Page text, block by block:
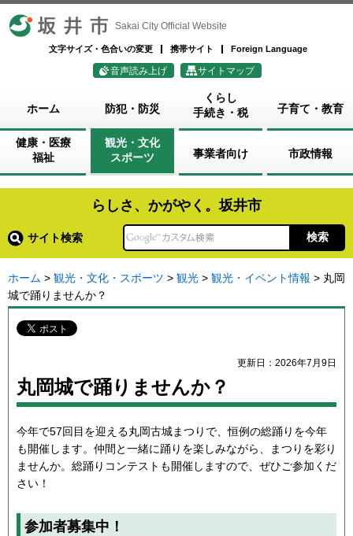
坂井市 Sakai City Official Website
文字サイズ・色合いの変更 携帯サイト Foreign Language
音声読み上げ サイトマップ
ホーム 防犯・防災
くらし
手続き・税
子育て・教育
健康・医療
福祉
観光・文化
スポーツ
事業者向け 市政情報
らしさ、かがやく。坂井市
サイト検索
ホーム > 観光・文化・スポーツ > 観光 > 観光・イベント情報 > 丸岡
城で踊りませんか？
更新日：2026年7月9日
丸岡城で踊りませんか？
今年で57回目を迎える丸岡古城まつりで、恒例の総踊りを今年
も開催します。仲間と一緒に踊りを楽しみながら、まつりを彩り
ませんか。総踊りコンテストも開催しますので、ぜひご参加くだ
さい！
参加者募集中！